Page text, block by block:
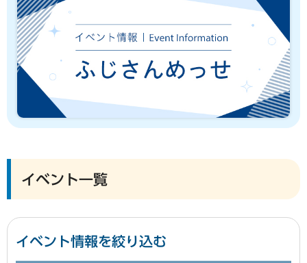
イベント一覧
イベント情報を絞り込む